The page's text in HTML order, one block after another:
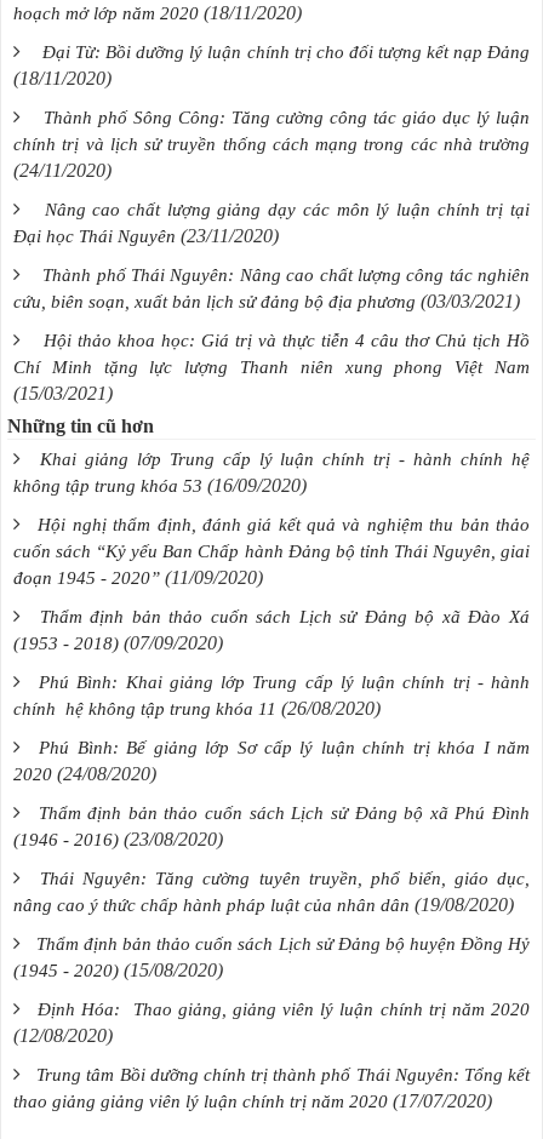
hoạch mở lớp năm 2020 (18/11/2020)
Đại Từ: Bồi dưỡng lý luận chính trị cho đối tượng kết nạp Đảng
(18/11/2020)
Thành phố Sông Công: Tăng cường công tác giáo dục lý luận
chính trị và lịch sử truyền thống cách mạng trong các nhà trường
(24/11/2020)
Nâng cao chất lượng giảng dạy các môn lý luận chính trị tại
Đại học Thái Nguyên (23/11/2020)
Thành phố Thái Nguyên: Nâng cao chất lượng công tác nghiên
cứu, biên soạn, xuất bản lịch sử đảng bộ địa phương (03/03/2021)
Hội thảo khoa học: Giá trị và thực tiễn 4 câu thơ Chủ tịch Hồ
Chí Minh tặng lực lượng Thanh niên xung phong Việt Nam
(15/03/2021)
Những tin cũ hơn
Khai giảng lớp Trung cấp lý luận chính trị - hành chính hệ
không tập trung khóa 53 (16/09/2020)
Hội nghị thẩm định, đánh giá kết quả và nghiệm thu bản thảo
cuốn sách “Kỷ yếu Ban Chấp hành Đảng bộ tỉnh Thái Nguyên, giai
đoạn 1945 - 2020” (11/09/2020)
Thẩm định bản thảo cuốn sách Lịch sử Đảng bộ xã Đào Xá
(1953 - 2018) (07/09/2020)
Phú Bình: Khai giảng lớp Trung cấp lý luận chính trị - hành
chính hệ không tập trung khóa 11 (26/08/2020)
Phú Bình: Bế giảng lớp Sơ cấp lý luận chính trị khóa I năm
2020 (24/08/2020)
Thẩm định bản thảo cuốn sách Lịch sử Đảng bộ xã Phú Đình
(1946 - 2016) (23/08/2020)
Thái Nguyên: Tăng cường tuyên truyền, phổ biến, giáo dục,
nâng cao ý thức chấp hành pháp luật của nhân dân (19/08/2020)
Thẩm định bản thảo cuốn sách Lịch sử Đảng bộ huyện Đồng Hỷ
(1945 - 2020) (15/08/2020)
Định Hóa: Thao giảng, giảng viên lý luận chính trị năm 2020
(12/08/2020)
Trung tâm Bồi dưỡng chính trị thành phố Thái Nguyên: Tổng kết
thao giảng giảng viên lý luận chính trị năm 2020 (17/07/2020)